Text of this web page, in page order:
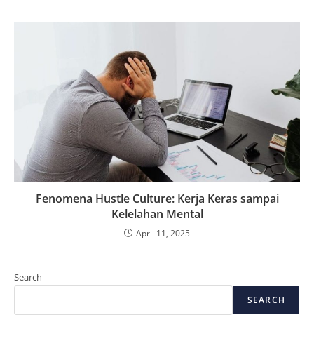
Fenomena Hustle Culture: Kerja Keras sampai
Kelelahan Mental
April 11, 2025
Search
SEARCH